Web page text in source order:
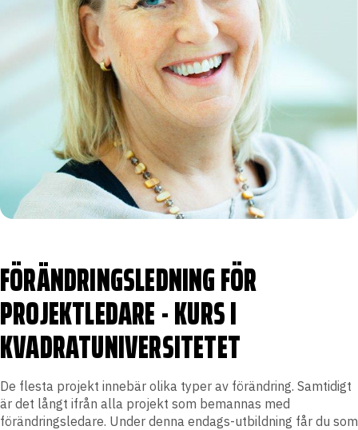
FÖRÄNDRINGSLEDNING FÖR
PROJEKTLEDARE - KURS I
KVADRATUNIVERSITETET
De flesta projekt innebär olika typer av förändring. Samtidigt
är det långt ifrån alla projekt som bemannas med
förändringsledare. Under denna endags-utbildning får du som